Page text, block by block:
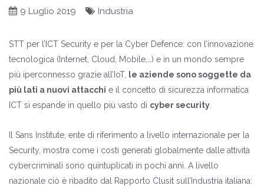
9 Luglio 2019 Industria
STT per l’ICT Security e per la Cyber Defence: con l’innovazione
tecnologica (Internet, Cloud, Mobile,…) e in un mondo sempre
più iperconnesso grazie all’IoT, le aziende sono soggette da
più lati a nuovi attacchi e il concetto di sicurezza informatica
ICT si espande in quello più vasto di cyber security
Sans Institute , ente di riferimento a livello internazionale per la
Security, mostra come i costi generati globalmente dalle attività
cybercriminali sono quintuplicati in pochi anni. A livello
nazionale ciò è ribadito dal Rapporto Clusit sull’Industria italiana: